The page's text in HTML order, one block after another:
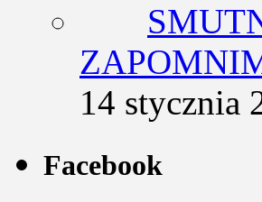
14 stycznia
Facebook